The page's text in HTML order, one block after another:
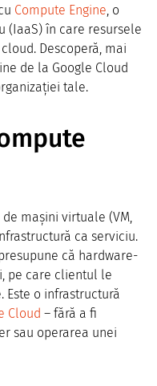
Compute Engine, o
(IaaS) în care resursele
Descoperă, mai
de la Google Cloud
tale.
mașini virtuale (VM,
ca serviciu.
că hardware-
pe care clientul le
o infrastructură
Cloud – fără a fi
sau operarea unei